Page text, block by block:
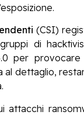
(CSI)
di
per
al dettaglio,
attacchi